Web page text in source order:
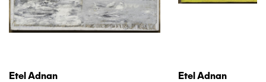
Etel Adnan
Etel Adnan